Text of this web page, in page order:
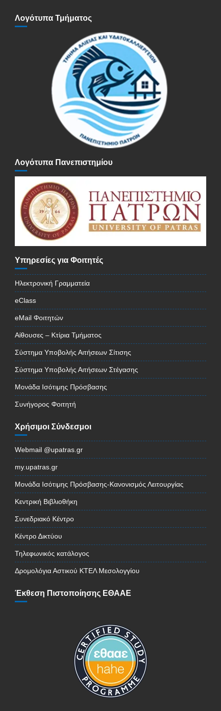
Λογότυπα Τμήματος
Λογότυπα Πανεπιστημίου
Υπηρεσίες για Φοιτητές
Ηλεκτρονική Γραμματεία
eClass
eMail Φοιτητών
Αίθουσες – Κτίρια Τμήματος
Σύστημα Υποβολής Αιτήσεων Σίτισης
Σύστημα Υποβολής Αιτήσεων Στέγασης
Μονάδα Ισότιμης Πρόσβασης
Συνήγορος Φοιτητή
Χρήσιμοι Σύνδεσμοι
Webmail @upatras.gr
my.upatras.gr
Μονάδα Ισότιμης Πρόσβασης-Κανονισμός Λειτουργίας
Κεντρική Βιβλιοθήκη
Συνεδριακό Κέντρο
Κέντρο Δικτύου
Τηλεφωνικός κατάλογος
Δρομολόγια Αστικού ΚΤΕΛ Μεσολογγίου
Έκθεση Πιστοποίησης ΕΘΑΑΕ